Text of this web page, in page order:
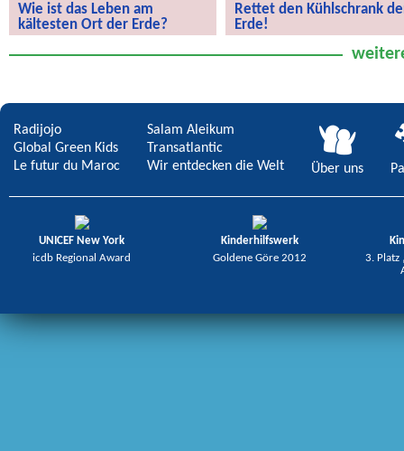
Wie ist das Leben am
kältesten Ort der Erde?
der Erde?
Rettet den Kühlschrank
Erde!
Radijojo
Global Green Kids
Le futur du Maroc
Salam Aleikum
Transatlantic
Wir entdecken die Welt
Über uns
UNICEF New York
icdb Regional Award
Kinderhilfswerk
Goldene Göre 2012
3. Platz